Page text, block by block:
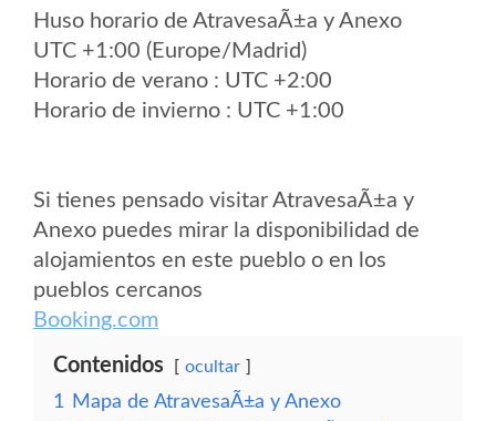
Huso horario de AtravesaÃ±a y Anexo
UTC +1:00 (Europe/Madrid)
Horario de verano : UTC +2:00
Horario de invierno : UTC +1:00
Si tienes pensado visitar AtravesaÃ±a y
Anexo puedes mirar la disponibilidad de
alojamientos en este pueblo o en los
pueblos cercanos
Booking.com
Contenidos ocultar
1
Mapa de AtravesaÃ±a y Anexo